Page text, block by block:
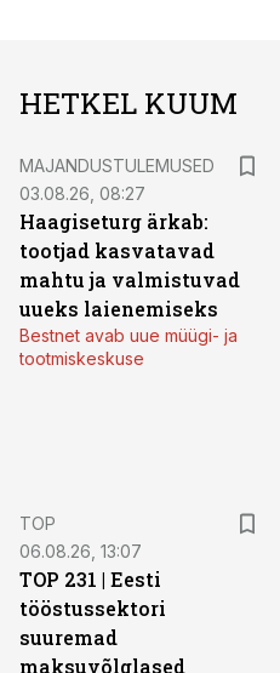
HETKEL KUUM
MAJANDUSTULEMUSED
03.08.26, 08:27
Haagiseturg ärkab:
tootjad kasvatavad
mahtu ja valmistuvad
uueks laienemiseks
Bestnet avab uue müügi- ja
tootmiskeskuse
TOP
06.08.26, 13:07
TOP 231 | Eesti
tööstussektori
suuremad
maksuvõlglased